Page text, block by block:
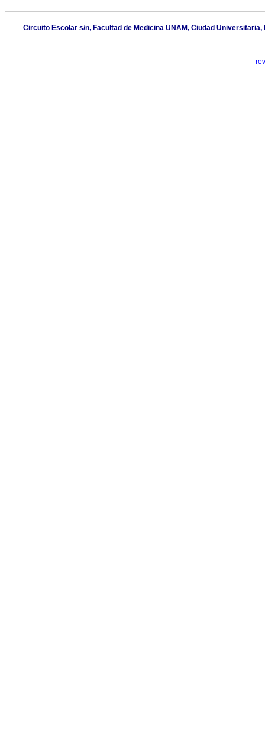
Circuito Escolar s/n, Facultad de Medicina UNAM, Ciudad Universitaria,